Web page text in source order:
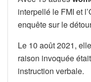
interpellé le FMI et
enquête sur le
Le 10 août 2021,
raison invoquée
instruction verbale.